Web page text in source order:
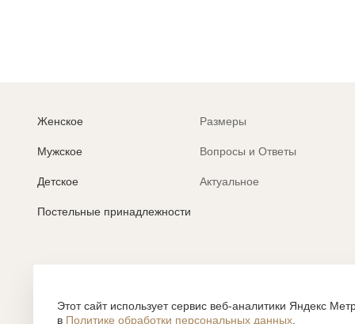
Женское
Мужское
Детское
Постельные принадлежности
Размеры
Вопросы и Ответы
Актуальное
Согласие на обработку персональных данных
Этот сайт использует сервис веб-аналитики Яндекс
в Политике обработки персональных данных